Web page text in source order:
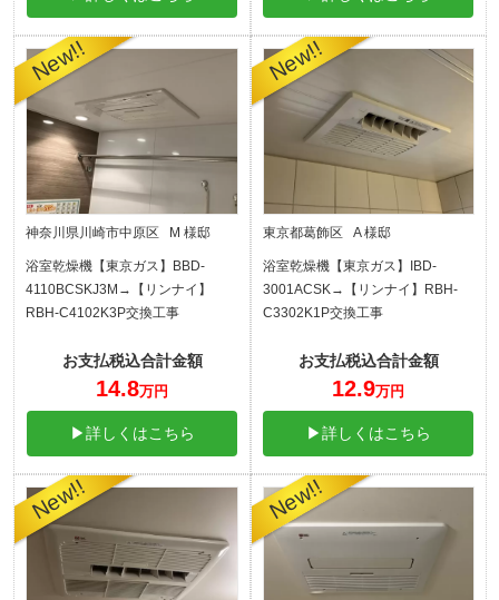
神奈川県川崎市中原区 M 様邸
浴室乾燥機【東京ガス】BBD-
4110BCSKJ3M→【リンナイ】
RBH-C4102K3P交換工事
お支払税込合計金額
14.8万円
▶詳しくはこちら
東京都葛飾区 A 様邸
浴室乾燥機【東京ガス】IBD-
3001ACSK→【リンナイ】RBH-
C3302K1P交換工事
お支払税込合計金額
12.9万円
▶詳しくはこちら